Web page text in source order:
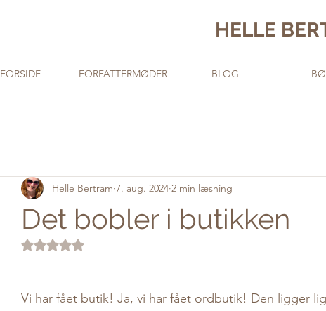
HELLE
FORSIDE FORFATTERMØDER BLOG
Det bobler i butikken
Helle Bertram 7. aug. 2024 2 min læsning
Bedømt til NaN ud af 5 stjerner.
Vi har fået butik! Ja, vi har fået ordbutik! Den ligger